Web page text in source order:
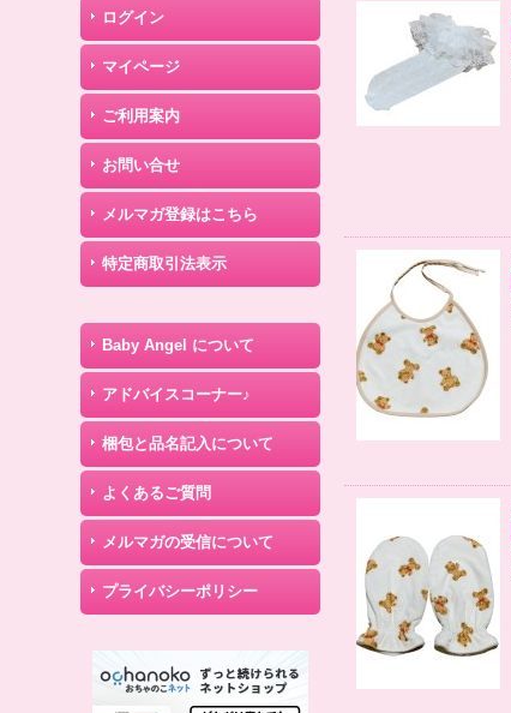
ログイン
マイページ
ご利用案内
お問い合せ
メルマガ登録はこちら
特定商取引法表示
Baby Angel について
アドバイスコーナー♪
梱包と品名記入について
よくあるご質問
メルマガの受信について
プライバシーポリシー